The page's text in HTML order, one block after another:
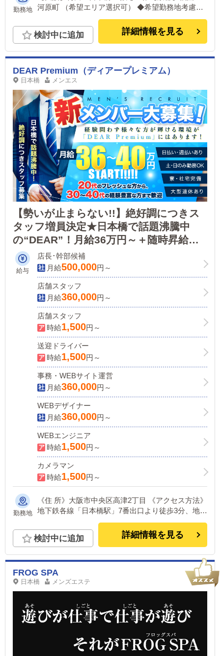
勤務地
河原町 （希望エリア選択可） ◆希望勤務地考慮し
ますのでお気軽にご相談ください。 京都など遠
方の場合別途手当もあります！
検討中に追加 詳細情報を見る
DEAR Premium（ディアープレミアム）
日本橋 メンエス
【勢いが止まらない!!】絶好調につきス
タッフ増員決定★日本橋で話題沸騰中
の“DEAR”！月給36万円～＋随時昇給＆
ボーナスあり！▶未経験も、ナイトレジ
ャー経験者も輝ける環境が“DEAR
Premium”にはあります！
給与
店長･幹部候補
月給500,000円～
店舗スタッフ
月給360,000円～
店舗スタッフ
時給1,500円～
送迎ドライバー
時給1,500円～
事務・WEBサイト運営
月給360,000円～
WEBデザイナー
月給360,000円～
WEBエンジニア
時給1,500円～
カメラマン
時給1,500円～
勤務地
《住 所》大阪市中央区高津2丁目 《アクセス方法》
地下鉄各線「日本橋駅」7番出口より徒歩3分、地下
鉄各線「谷町九丁目駅」2番出口より徒歩3分
検討中に追加 詳細情報を見る
FROG SPA
日本橋 メンズエステ